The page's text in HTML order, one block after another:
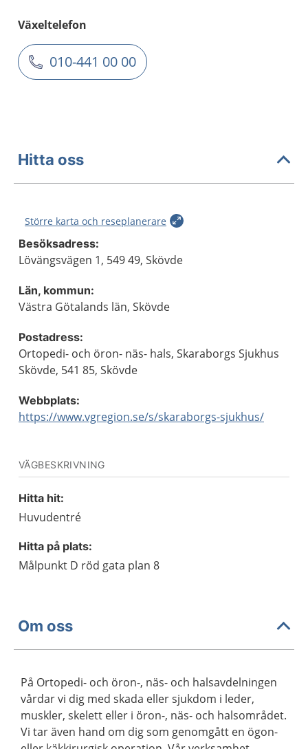
Växeltelefon
010-441 00 00
Hitta oss
Större karta och reseplanerare
Besöksadress:
Lövängsvägen 1, 549 49, Skövde
Län, kommun:
Västra Götalands län, Skövde
Postadress:
Ortopedi- och öron- näs- hals, Skaraborgs Sjukhus
Skövde, 541 85, Skövde
Webbplats:
https://www.vgregion.se/s/skaraborgs-sjukhus/
VÄGBESKRIVNING
Hitta hit:
Huvudentré
Hitta på plats:
Målpunkt D röd gata plan 8
Om oss
På Ortopedi- och öron-, näs- och halsavdelningen
vårdar vi dig med skada eller sjukdom i leder,
muskler, skelett eller i öron-, näs- och halsområdet.
Vi tar även hand om dig som genomgått en ögon-